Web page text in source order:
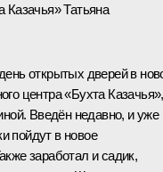
Казачья» Татьяна
открытых дверей в
центра «Бухта Казачья»,
Введён недавно, и уже
пойдут в новое
заработал и садик,